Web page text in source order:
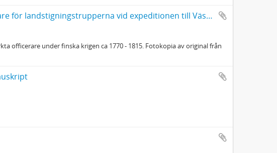
Wachtmeister, Gustaf, general (1757 - 1826), anförare för landstigningstrupperna vid expeditionen till Västerbotten
officerare under finska krigen ca 1770 - 1815. Fotokopia av original från